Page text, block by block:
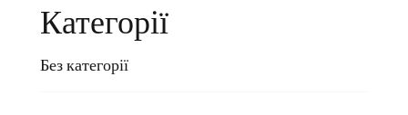
Категорії
Без категорії